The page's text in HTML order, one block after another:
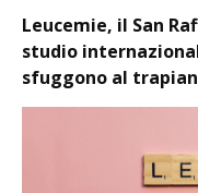
Leucemie, il San
studio
sfuggono al